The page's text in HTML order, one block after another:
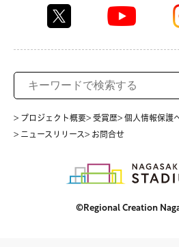
> プロジェクト概要> 受賞歴> 個人情報保護
> ニュースリリース> お問合せ
©Regional Creation